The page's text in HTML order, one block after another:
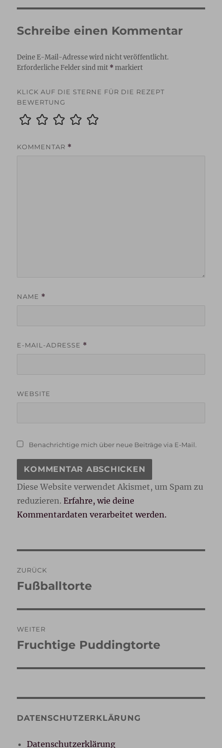
Schreibe einen Kommentar
Deine E-Mail-Adresse wird nicht veröffentlicht.
Erforderliche Felder sind mit *markiert
KLICK AUF DIE STERNE FÜR DIE REZEPT
BEWERTUNG
KOMMENTAR *
NAME *
E-MAIL-ADRESSE *
WEBSITE
Benachrichtige mich über neue Beiträge via E-Mail.
Diese Website verwendet Akismet, um Spam zu
reduzieren.Erfahre, wie deine
Kommentardaten verarbeitet werden.
ZURÜCK
Vorheriger
Fußballtorte
WEITER
Nächster
Fruchtige Puddingtorte
DATENSCHUTZERKLÄRUNG
Datenschutzerklärung